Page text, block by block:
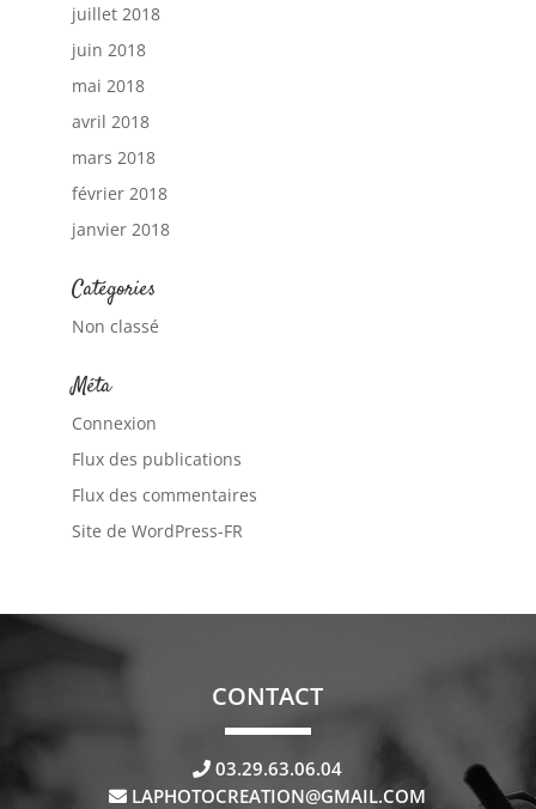
juillet 2018
juin 2018
mai 2018
avril 2018
mars 2018
février 2018
janvier 2018
Catégories
Non classé
Méta
Connexion
Flux des publications
Flux des commentaires
Site de WordPress-FR
CONTACT
03.29.63.06.04
LAPHOTOCREATION@GMAIL.COM